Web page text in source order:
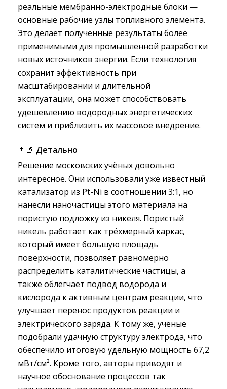
реальные мембранно-электродные блоки —
основные рабочие узлы топливного элемента.
Это делает полученные результаты более
применимыми для промышленной разработки
новых источников энергии. Если технология
сохранит эффективность при
масштабировании и длительной
эксплуатации, она может способствовать
удешевлению водородных энергетических
систем и приблизить их массовое внедрение.
👨‍🔬 Детально
Решение московских учёных довольно
интересное. Они использовали уже известный
катализатор из Pt-Ni в соотношении 3:1, но
нанесли наночастицы этого материала на
пористую подложку из никеля. Пористый
никель работает как трёхмерный каркас,
который имеет большую площадь
поверхности, позволяет равномерно
распределить каталитические частицы, а
также облегчает подвод водорода и
кислорода к активным центрам реакции, что
улучшает перенос продуктов реакции и
электрического заряда. К тому же, учёные
подобрали удачную структуру электрода, что
обеспечило итоговую удельную мощность 67,2
мВт/см². Кроме того, авторы приводят и
научное обоснование процессов так